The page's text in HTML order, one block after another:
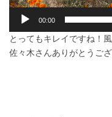
00:00
とってもキレイですね！
佐々木さんありがとうご